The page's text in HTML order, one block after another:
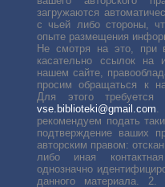
загружаются
с чьей либо стороны,
опыте размещения
Не смотря на это, при
касательно ссылок на
нашем сайте,
просим обращаться к
Для этого
vse.biblioteki@gmail.com
рекомендуем подать
подтверждение ваших
авторским правом:
либо иная
однозначно
данного материала.